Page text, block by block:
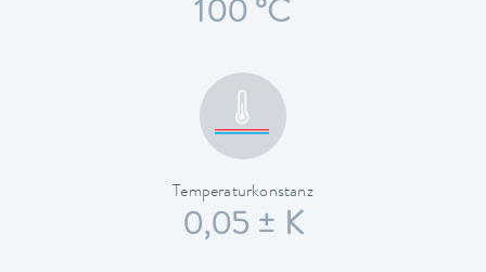
100 °C
Temperaturkonstanz
0,05 ± K